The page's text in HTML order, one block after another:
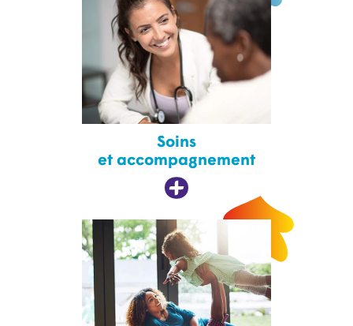
Soins
et accompagnement